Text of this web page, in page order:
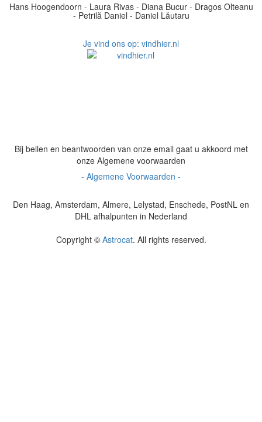
Hans Hoogendoorn - Laura Rivas - Diana Bucur - Dragos Olteanu
- Petrilă Daniel - Daniel Lǎutaru
Je vind ons op: vindhier.nl
Bij bellen en beantwoorden van onze email gaat u akkoord met
onze Algemene voorwaarden
- Algemene Voorwaarden -
Den Haag, Amsterdam, Almere, Lelystad, Enschede, PostNL en
DHL afhalpunten in Nederland
Copyright © Astrocat. All rights reserved.